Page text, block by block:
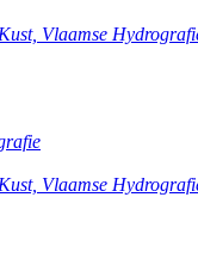
Vlaamse
Vlaamse